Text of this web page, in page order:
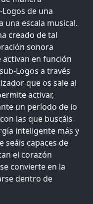
de una
escala musical.
creado de tal
sonora
activan en función
Logos a través
que os sale al
activar,
un período de lo
las que buscáis
inteligente más y
seáis capaces de
el corazón
convierte en la
dentro de